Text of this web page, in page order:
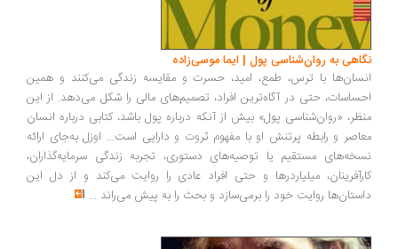
به روان‌شناسی پول | ایما موسی‌زاده
با ترس، طمع، امید، حسرت و مقایسه زندگی می‌کنند و همین
حتی در آگاه‌ترین افراد، تصمیم‌های مالی را شکل می‌دهد. از این
«روان‌شناسی پول» بیش از آنکه درباره پول باشد، کتابی درباره انسان
و رابطه پرتنش او با مفهوم ثروت و دارایی است... اوزل به‌جای ارائه
مستقیم یا توصیه‌های دستوری، تجربه زندگی سرمایه‌گذاران،
میلیاردرها و حتی افراد عادی را روایت می‌کند و از دل این
روایت خود را برمی‌سازد و بحث را به پیش می‌راند ...